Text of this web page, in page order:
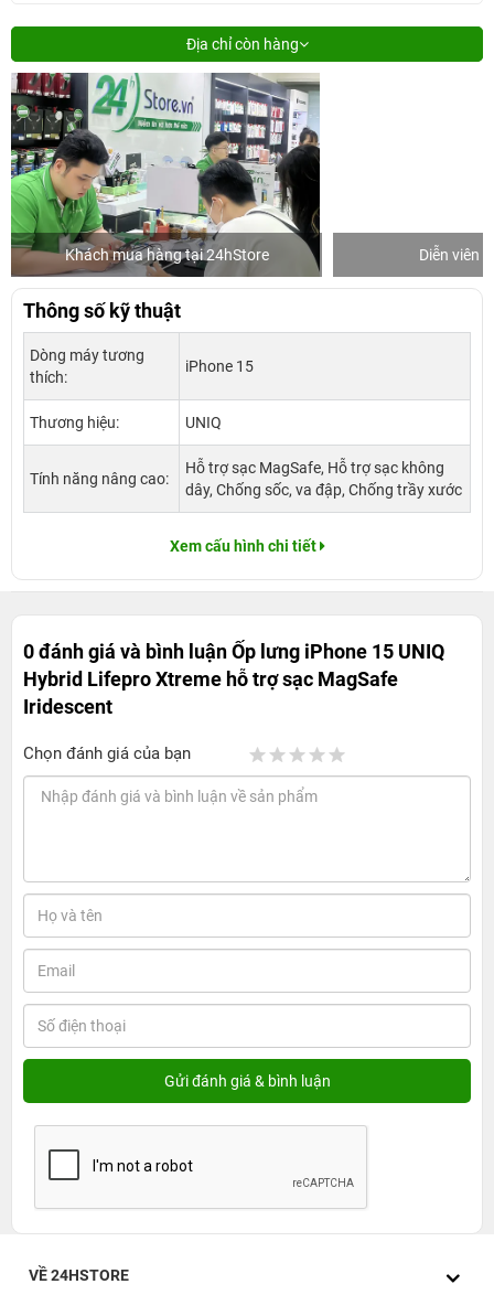
Địa chỉ còn hàng
Khách mua hàng tại 24hStore Diễn viên
Thông số kỹ thuật
Dòng máy tương
thích:
iPhone 15
Thương hiệu: UNIQ
Tính năng nâng cao:
Hỗ trợ sạc MagSafe, Hỗ trợ sạc không
dây, Chống sốc, va đập, Chống trầy xước
Xem cấu hình chi tiết
0 đánh giá và bình luậnỐp lưng iPhone 15 UNIQ
Hybrid Lifepro Xtreme hỗ trợ sạc MagSafe
Iridescent
Chọn đánh giá của bạn
VỀ 24HSTORE